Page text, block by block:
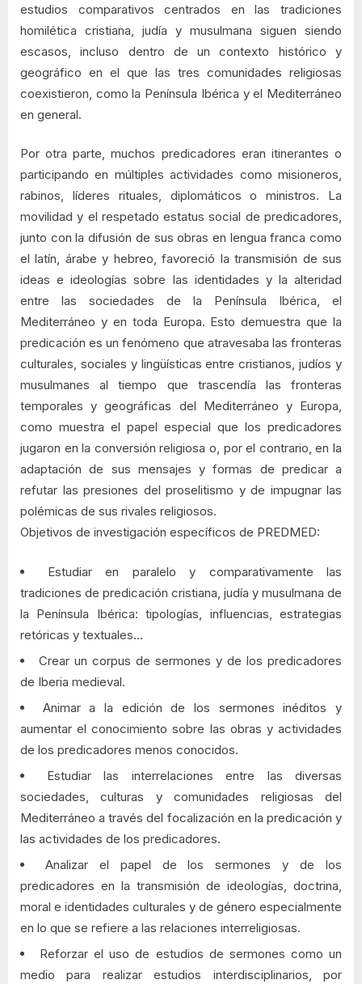
estudios comparativos centrados en las tradiciones
homilética cristiana, judía y musulmana siguen siendo
escasos, incluso dentro de un contexto histórico y
geográfico en el que las tres comunidades religiosas
coexistieron, como la Península Ibérica y el Mediterráneo
en general.
Por otra parte, muchos predicadores eran itinerantes o
participando en múltiples actividades como misioneros,
rabinos, líderes rituales, diplomáticos o ministros. La
movilidad y el respetado estatus social de predicadores,
junto con la difusión de sus obras en lengua franca como
el latín, árabe y hebreo, favoreció la transmisión de sus
ideas e ideologías sobre las identidades y la alteridad
entre las sociedades de la Península Ibérica, el
Mediterráneo y en toda Europa. Esto demuestra que la
predicación es un fenómeno que atravesaba las fronteras
culturales, sociales y lingüísticas entre cristianos, judíos y
musulmanes al tiempo que trascendía las fronteras
temporales y geográficas del Mediterráneo y Europa,
como muestra el papel especial que los predicadores
jugaron en la conversión religiosa o, por el contrario, en la
adaptación de sus mensajes y formas de predicar a
refutar las presiones del proselitismo y de impugnar las
polémicas de sus rivales religiosos.
Objetivos de investigación específicos de PREDMED:
Estudiar en paralelo y comparativamente las
tradiciones de predicación cristiana, judía y musulmana de
la Península Ibérica: tipologías, influencias, estrategias
retóricas y textuales…
Crear un corpus de sermones y de los predicadores
de Iberia medieval.
Animar a la edición de los sermones inéditos y
aumentar el conocimiento sobre las obras y actividades
de los predicadores menos conocidos.
Estudiar las interrelaciones entre las diversas
sociedades, culturas y comunidades religiosas del
Mediterráneo a través del focalización en la predicación y
las actividades de los predicadores.
Analizar el papel de los sermones y de los
predicadores en la transmisión de ideologías, doctrina,
moral e identidades culturales y de género especialmente
en lo que se refiere a las relaciones interreligiosas.
Reforzar el uso de estudios de sermones como un
medio para realizar estudios interdisciplinarios, por